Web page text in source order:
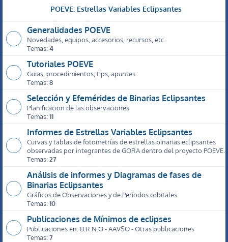
POEVE: Estrellas Variables Eclipsantes
Generalidades POEVE
Novedades, equipos, accesorios, recursos, etc.
Temas:4
Tutoriales POEVE
Guias, procedimientos, tips, apuntes.
Temas:8
Selección y Efemérides de Binarias Eclipsantes
Planificacion de las observaciones
Temas:11
Informes de Estrellas Variables Eclipsantes
Curvas y tablas de fotometrías de estrellas binarias eclipsantes
observadas por integrantes de GORA dentro del proyecto POEVE.
Temas:27
Análisis de informes y Diagramas de fases de
Binarias Eclipsantes
Gráficos de Observaciones y de Períodos orbitales
Temas:10
Publicaciones de Mínimos de eclipses
Publicaciones en: B.R.N.O - AAVSO - Otras publicaciones
Temas:7